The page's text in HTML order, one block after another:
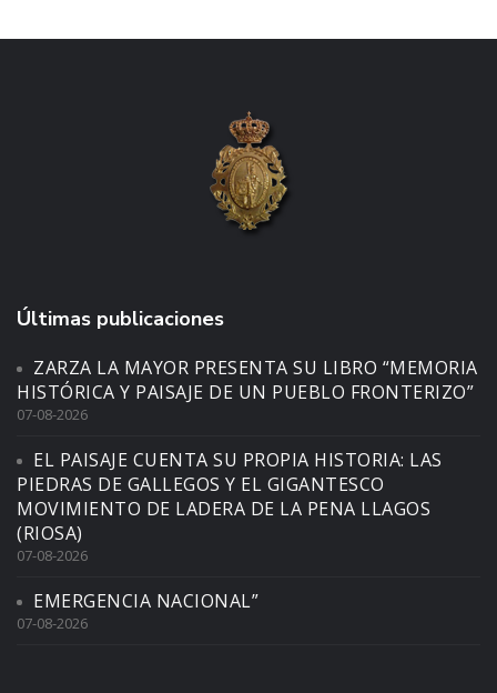
Últimas publicaciones
ZARZA LA MAYOR PRESENTA SU LIBRO “MEMORIA
HISTÓRICA Y PAISAJE DE UN PUEBLO FRONTERIZO”
07-08-2026
EL PAISAJE CUENTA SU PROPIA HISTORIA: LAS
PIEDRAS DE GALLEGOS Y EL GIGANTESCO
MOVIMIENTO DE LADERA DE LA PENA LLAGOS
(RIOSA)
07-08-2026
EMERGENCIA NACIONAL”
07-08-2026